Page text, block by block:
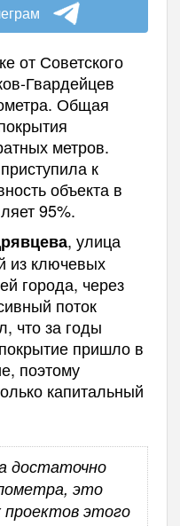
от Советского
Гвардейцев
Общая
метров.
к
объекта в
95%.
, улица
из ключевых
города, через
поток
что за годы
пришло в
поэтому
капитальный
достаточно
это
проектов этого